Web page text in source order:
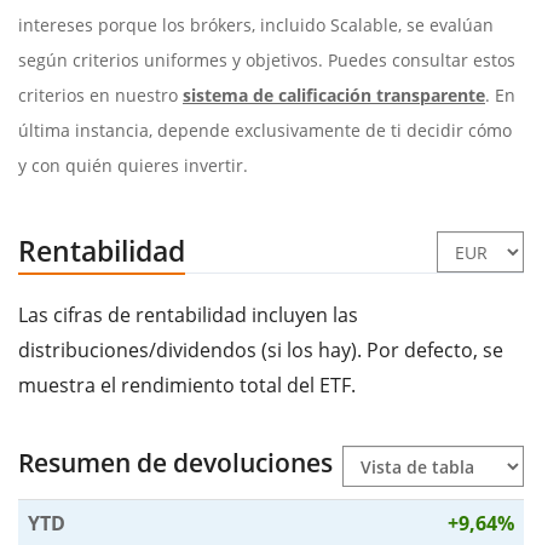
intereses porque los brókers, incluido Scalable, se evalúan
según criterios uniformes y objetivos. Puedes consultar estos
criterios en nuestro sistema de calificación transparente. En
última instancia, depende exclusivamente de ti decidir cómo
y con quién quieres invertir.
Rentabilidad
Las cifras de rentabilidad incluyen las
distribuciones/dividendos (si los hay). Por defecto, se
muestra el rendimiento total del ETF.
Resumen de devoluciones
YTD
+9,64%